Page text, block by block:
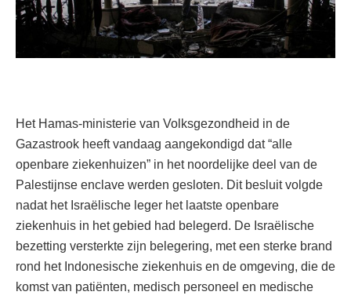
Het Hamas-ministerie van Volksgezondheid in de
Gazastrook heeft vandaag aangekondigd dat “alle
openbare ziekenhuizen” in het noordelijke deel van de
Palestijnse enclave werden gesloten. Dit besluit volgde
nadat het Israëlische leger het laatste openbare
ziekenhuis in het gebied had belegerd. De Israëlische
bezetting versterkte zijn belegering, met een sterke brand
rond het Indonesische ziekenhuis en de omgeving, die de
komst van patiënten, medisch personeel en medische